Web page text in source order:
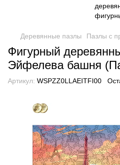
Деревянные пазлы Пазлы с
Фигурный
Эйфелева башня
Артикул: WSPZZ0LLAEITFI00